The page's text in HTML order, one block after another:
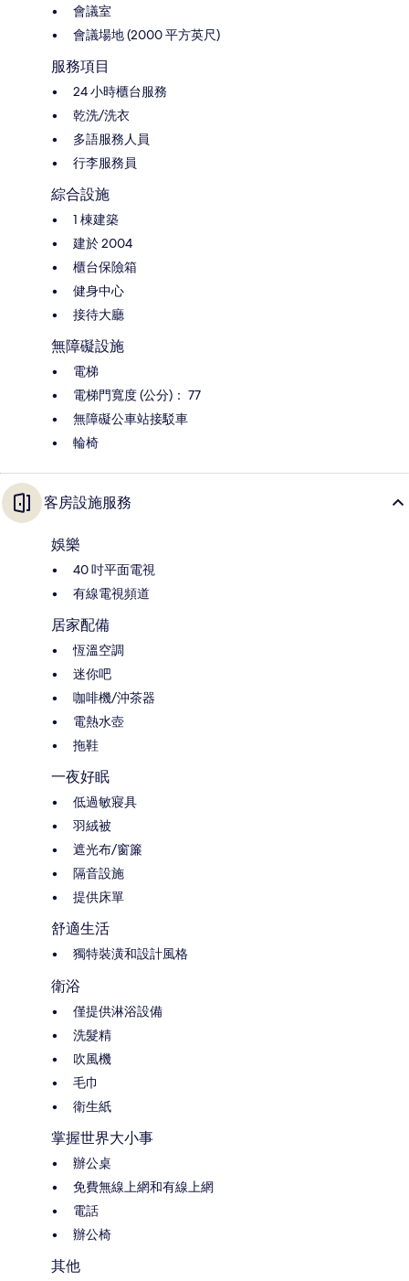
會議室
會議場地 (2000 平方英尺)
服務項目
24 小時櫃台服務
乾洗/洗衣
多語服務人員
行李服務員
綜合設施
1 棟建築
建於 2004
櫃台保險箱
健身中心
接待大廳
無障礙設施
電梯
電梯門寬度 (公分)： 77
無障礙公車站接駁車
輪椅
客房設施服務
娛樂
40 吋平面電視
有線電視頻道
居家配備
恆溫空調
迷你吧
咖啡機/沖茶器
電熱水壺
拖鞋
一夜好眠
低過敏寢具
羽絨被
遮光布/窗簾
隔音設施
提供床單
舒適生活
獨特裝潢和設計風格
衛浴
僅提供淋浴設備
洗髮精
吹風機
毛巾
衛生紙
掌握世界大小事
辦公桌
免費無線上網和有線上網
電話
辦公椅
其他